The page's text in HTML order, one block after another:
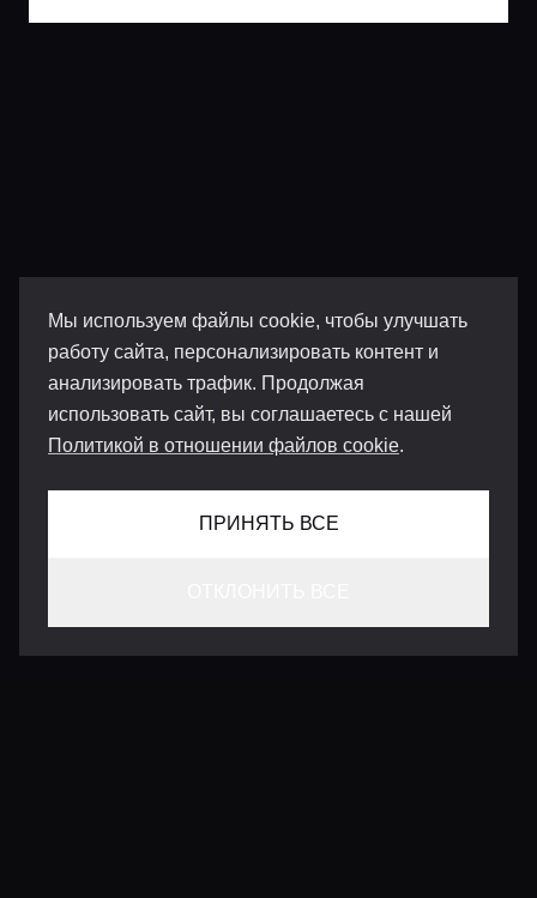
Мы используем файлы cookie, чтобы улучшать
работу сайта, персонализировать контент и
анализировать трафик. Продолжая
использовать сайт, вы соглашаетесь с нашей
Политикой в отношении файлов cookie.
ПРИНЯТЬ ВСЕ